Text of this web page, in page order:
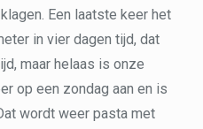
Een laatste keer het
in vier dagen tijd, dat
maar helaas is onze
op een zondag aan en is
wordt weer pasta met